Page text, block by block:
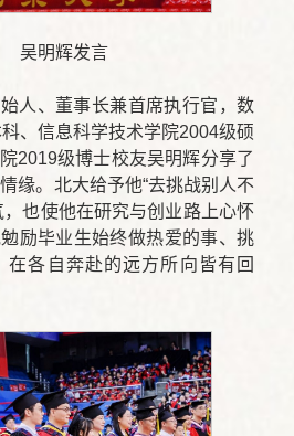
吴明辉发言
人、董事长兼首席执行官，数
、信息科学技术学院2004级硕
2019级博士校友吴明辉分享了
缘。北大给予他“去挑战别人不
也使他在研究与创业路上心怀
励毕业生始终做热爱的事、挑
在各自奔赴的远方所向皆有回